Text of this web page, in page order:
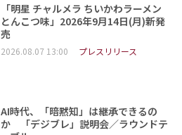
「明星 チャルメラ ちいかわラーメン
とんこつ味」2026年9月14日(月)新発
売
2026.08.07 13:00 プレスリリース
AI時代、「暗黙知」は継承できるの
か 「デジブレ」説明会／ラウンドテ